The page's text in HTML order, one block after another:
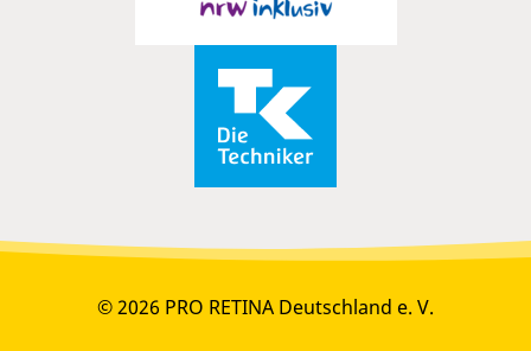
© 2026 PRO RETINA Deutschland e. V.